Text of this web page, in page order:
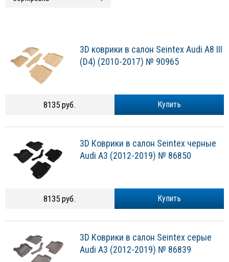
3D коврики в салон Seintex Audi A8 III
(D4) (2010-2017) № 90965
Купить
8135 руб.
3D Коврики в салон Seintex черные
Audi A3 (2012-2019) № 86850
Купить
8135 руб.
3D Коврики в салон Seintex серые
Audi A3 (2012-2019) № 86839